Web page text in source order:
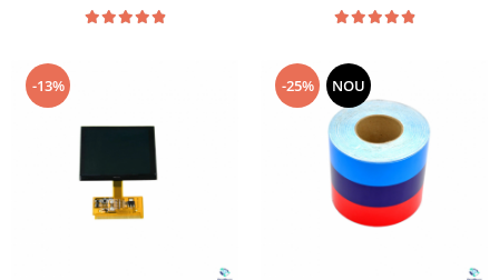
-13% -25% NOU